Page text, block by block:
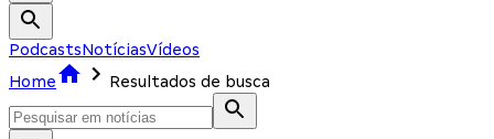
PodcastsNotíciasVídeos
Home
Resultados de busca